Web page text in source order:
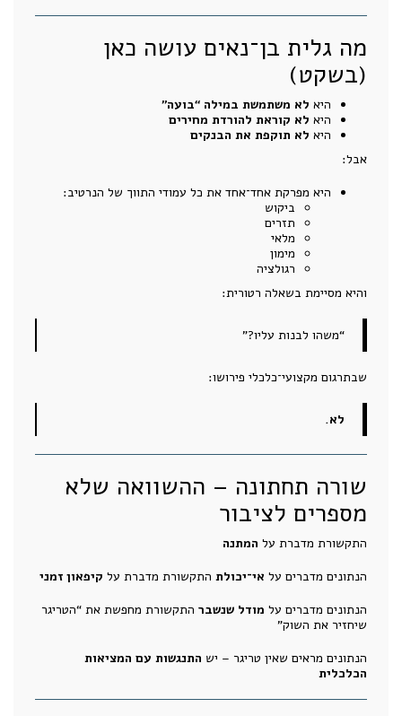
מה גלית בן־נאים עושה כאן
(בשקט)
היא לא משתמשת במילה “בועה”
היא לא קוראת להורדת מחירים
היא לא תוקפת את הבנקים
אבל:
היא מפרקת אחד־אחד את כל עמודי התווך של הנרטיב:
ביקוש
תזרים
מלאי
מימון
רגולציה
והיא מסיימת בשאלה רטורית:
“משהו לבנות עליו?”
שבתרגום מקצועי־כלכלי פירושו:
לא.
שורה תחתונה – ההשוואה שלא
מספרים לציבור
התקשורת מדברת על המתנה
הנתונים מדברים על אי־יכולת התקשורת מדברת על קיפאון זמני
הנתונים מדברים על מודל שנשבר התקשורת מחפשת את “הטריגר
שיחזיר את השוק”
הנתונים מראים שאין טריגר – יש התנגשות עם המציאות
הכלכלית